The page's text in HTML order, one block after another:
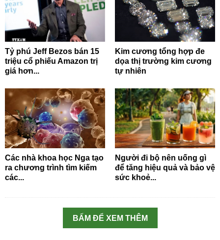
Tỷ phú Jeff Bezos bán 15
triệu cổ phiếu Amazon trị
giá hơn...
Kim cương tổng hợp đe
dọa thị trường kim cương
tự nhiên
Các nhà khoa học Nga tạo
ra chương trình tìm kiếm
các...
Người đi bộ nên uống gì
để tăng hiệu quả và bảo vệ
sức khoẻ...
BẤM ĐỂ XEM THÊM